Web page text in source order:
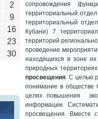
сопровождения
территориальный
территориальный
Кубани) 7
территорий
проведение
находящихся в зоне
природных
просвещения. С целью
понимание в обществе
целях повышения
информации.
просвещения. Вместе
2
9
16
23
30